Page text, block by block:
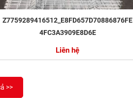
Z7759289416512_E8FD657D70886876FE
4FC3A3909E8D6E
Liên hệ
>>